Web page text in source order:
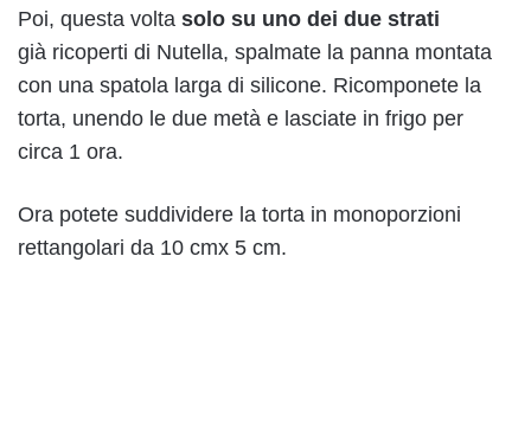
Poi, questa volta solo su uno dei due strati
già ricoperti di Nutella, spalmate la panna montata
con una spatola larga di silicone. Ricomponete la
torta, unendo le due metà e lasciate in frigo per
circa 1 ora.
Ora potete suddividere la torta in monoporzioni
rettangolari da 10 cmx 5 cm.